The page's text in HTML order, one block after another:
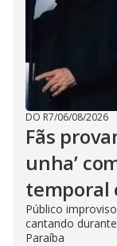
DO R7/06/08/2026
Fãs
unha’
temporal
Público
cantando
Paraíba